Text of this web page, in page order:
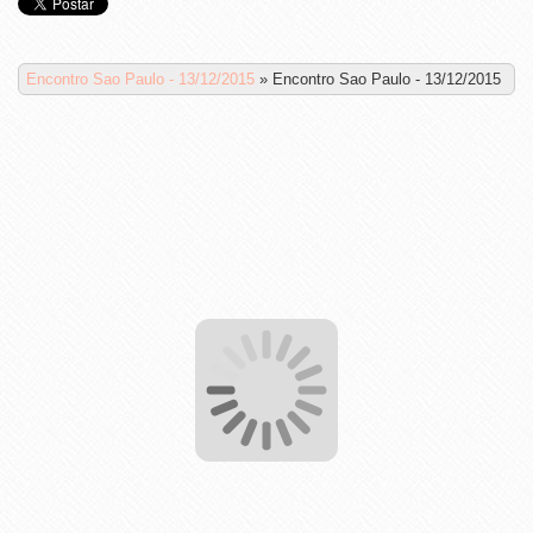
Encontro Sao Paulo - 13/12/2015 » Encontro Sao Paulo - 13/12/2015